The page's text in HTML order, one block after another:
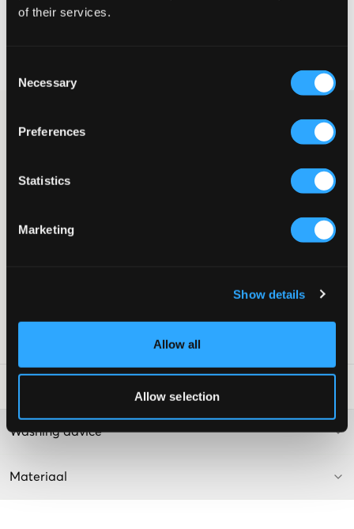
of their services.
Selection
Necessary
Preferences
Statistics
Marketing
Show details
Allow all
Allow selection
Grijze jeans van GANT in vijfzakkenmodel. Deze jeans hebben
een knoop- en ritssluiting voor een goede pasvorm. Natuurlijk
hebben de jeans ook een verstelbare taille, zodat ze perfect
look.
Verstelbare taille
Washing advice
Materiaal